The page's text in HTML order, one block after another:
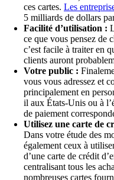
ces cartes. Les
5 milliards de dollars
Facilité d’utilisation :
ce que vous pensez de
c’est facile à traiter en
clients auront
Votre public :
vous vous adressez et
principalement en
il aux États-Unis ou à
de paiement
Utilisez une carte de
Dans votre étude des
également ceux à
d’une carte de crédit
centralisant tous les
nombreuses cartes